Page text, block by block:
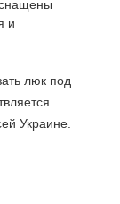
и
люк под
Украине.